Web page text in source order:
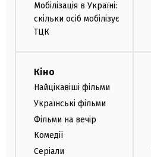
Мобілізація в Україні:
скільки осіб мобілізує
ТЦК
Кіно
Найцікавіші фільми
Українські фільми
Фільми на вечір
Комедії
Серіали